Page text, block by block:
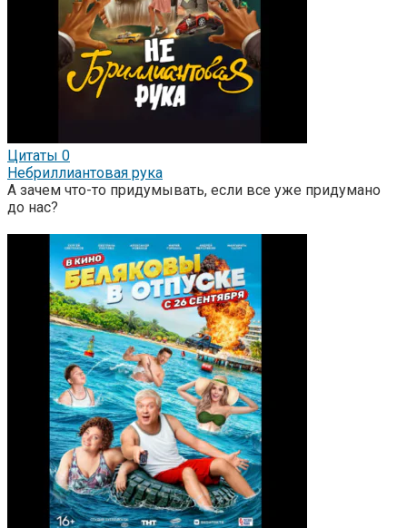
Цитаты 0
Небриллиантовая рука
А зачем что-то придумывать, если все уже придумано
до нас?